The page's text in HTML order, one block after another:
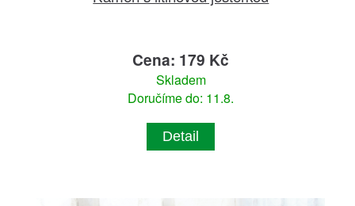
Cena: 179 Kč
Skladem
Doručíme do: 11.8.
Detail